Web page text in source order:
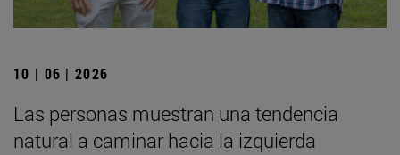
10 | 06 | 2026
Las personas muestran una tendencia
natural a caminar hacia la izquierda